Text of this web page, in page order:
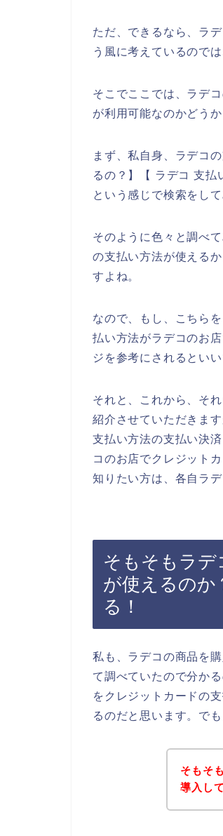
ただ、できるなら、ラ
う風に考えているので
そこでここでは、ラデ
が利用可能なのかどう
まず、私自身、ラデコ
るの？】【 ラデコ 支
という感じで検索をして
そのように色々と調べ
の支払い方法が使える
すよね。
なので、もし、こちら
払い方法がラデコのお
ジを参考にされるといい
それと、これから、そ
紹介させていただきま
支払い方法の支払い決
コのお店でクレジット
知りたい方は、各自ラ
そもそもラデ
が使えるのか
る！
私も、ラデコの商品を
て調べていたので分か
をクレジットカードの
るのだと思います。でも
そもそ
導入し